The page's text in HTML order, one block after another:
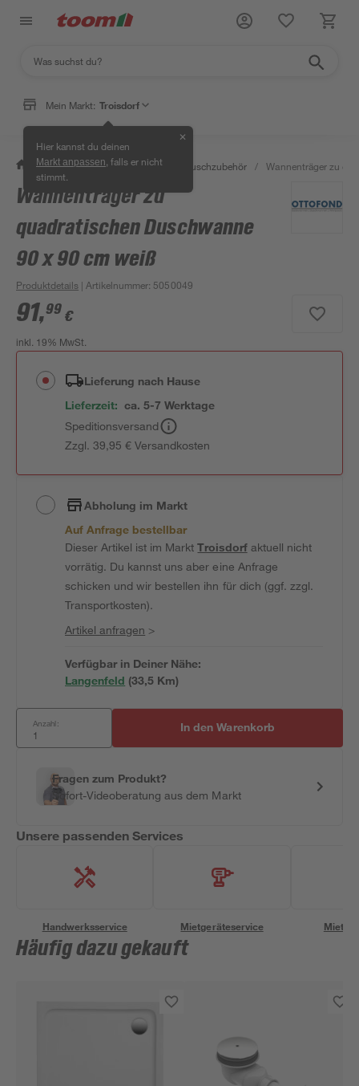
Mein Markt: Troisdorf
Hier kannst du deinen
Markt anpassen , falls er nicht
stimmt.
✕
/ Bad & Sanitär / Duschen Duschzubehör / Wannenträger zu
Wannenträger zu
quadratischen Duschwanne
90 x 90 cm weiß
Produktdetails | Artikelnummer: 5050049
91,99 €
inkl. 19% MwSt.
Lieferung nach Hause
Lieferzeit: ca. 5-7 Werktage
Speditionsversand
Zzgl. 39,95 € Versandkosten
Abholung im Markt
Auf Anfrage bestellbar
Dieser Artikel ist im MarktTroisdorfaktuell nicht
vorrätig. Du kannst uns aber eine Anfrage
schicken und wir bestellen ihn für dich (ggf. zzgl.
Transportkosten).
Artikel anfragen >
Verfügbar in Deiner Nähe:
Langenfeld (33,5 Km)
Anzahl: In den Warenkorb
Fragen zum Produkt?
Sofort-Videoberatung aus dem Markt
Unsere passenden Services
Handwerksservice Mietgeräteservice
Häufig dazu gekauft